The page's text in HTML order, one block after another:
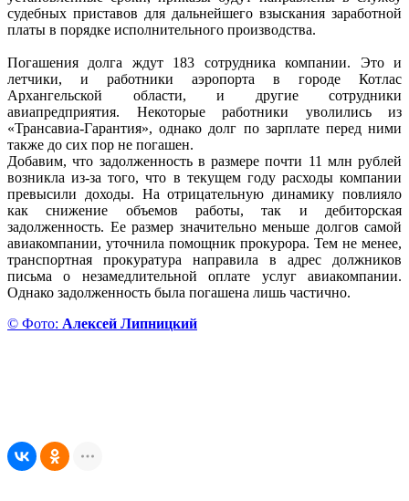
судебных приставов для дальнейшего взыскания заработной
платы в порядке исполнительного производства.
Погашения долга ждут 183 сотрудника компании. Это и
летчики, и работники аэропорта в городе Котлас
Архангельской области, и другие сотрудники
авиапредприятия. Некоторые работники уволились из
«Трансавиа-Гарантия», однако долг по зарплате перед ними
также до сих пор не погашен.
Добавим, что задолженность в размере почти 11 млн рублей
возникла из-за того, что в текущем году расходы компании
превысили доходы. На отрицательную динамику повлияло
как снижение объемов работы, так и дебиторская
задолженность. Ее размер значительно меньше долгов самой
авиакомпании, уточнила помощник прокурора. Тем не менее,
транспортная прокуратура направила в адрес должников
письма о незамедлительной оплате услуг авиакомпании.
Однако задолженность была погашена лишь частично.
© Фото: Алексей Липницкий